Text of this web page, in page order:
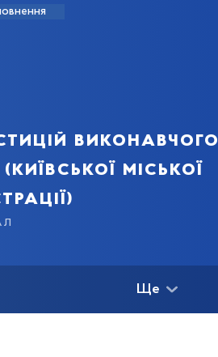
виконавчого
міської
Ще